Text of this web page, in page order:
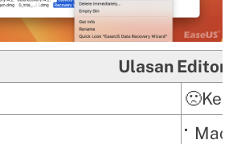
Ulasan Editor
Mac